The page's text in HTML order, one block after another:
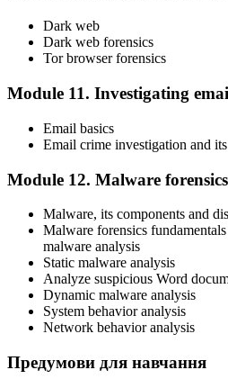
Dark web
Dark web forensics
Tor browser forensics
Module 11. Investigating
Email basics
Email crime investigation and its
Module 12. Malware forensics
Malware, its components and
Malware forensics
malware analysis
Static malware analysis
Analyze suspicious Word
Dynamic malware analysis
System behavior analysis
Network behavior analysis
Предумови для навчання